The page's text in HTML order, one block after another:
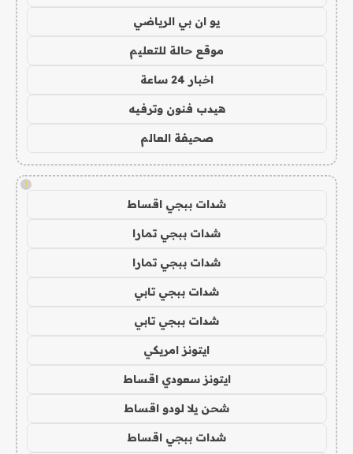
يو ان بي الرياضي
موقع حالة للتعليم
اخبار 24 ساعة
هيدب فنون وترفيه
صحيفة العالم
!
شدات ببجي اقساط
شدات ببجي تمارا
شدات ببجي تمارا
شدات ببجي تابي
شدات ببجي تابي
ايتونز امريكي
ايتونز سعودي اقساط
شحن يلا لودو اقساط
شدات ببجي اقساط